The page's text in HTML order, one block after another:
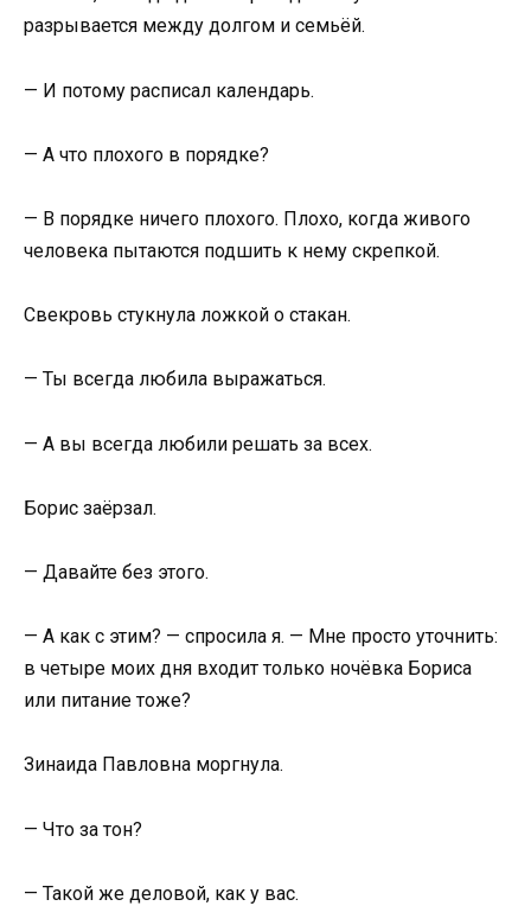
разрывается между долгом и семьёй.
— И потому расписал календарь.
— А что плохого в порядке?
— В порядке ничего плохого. Плохо, когда живого
человека пытаются подшить к нему скрепкой.
Свекровь стукнула ложкой о стакан.
— Ты всегда любила выражаться.
— А вы всегда любили решать за всех.
Борис заёрзал.
— Давайте без этого.
— А как с этим? — спросила я. — Мне просто уточнить:
в четыре моих дня входит только ночёвка Бориса
или питание тоже?
Зинаида Павловна моргнула.
— Что за тон?
— Такой же деловой, как у вас.